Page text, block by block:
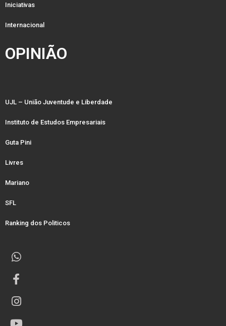
Iniciativas
Internacional
OPINIÃO
UJL – União Juventude e Liberdade
Instituto de Estudos Empresariais
Guta Pini
Livres
Mariano
SFL
Ranking dos Politicos